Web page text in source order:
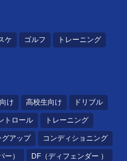
ケ ゴルフ トレーニング
け 高校生向け ドリブル
トロール トレーニング
グアップ コンディショニング
ー） DF（ディフェンダー ）